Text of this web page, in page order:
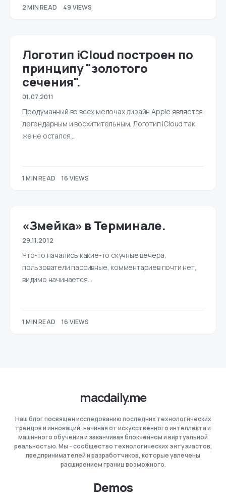
2 MIN READ 49 VIEWS
Логотип iCloud построен по
принципу "золотого
сечения".
01.07.2011
Продуманный во всех мелочах дизайн Apple является
легендарным и восхитительным. Логотип iCloud так
же не остался…
1 MIN READ 16 VIEWS
«Змейка» в Терминале.
29.11.2012
Что-то начались какие-то скучные вечера,
пользователи пассивные, комментариев почти нет,
видимо начинается…
1 MIN READ 16 VIEWS
macdaily.me
Наш блог посвящен исследованию последних технологических
трендов и инноваций, начиная от искусственного интеллекта и
машинного обучения и заканчивая блокчейном и виртуальной
реальностью. Мы - сообщество технологических энтузиастов,
предпринимателей и разработчиков, которые увлечены
расширением границ возможного.
Demos